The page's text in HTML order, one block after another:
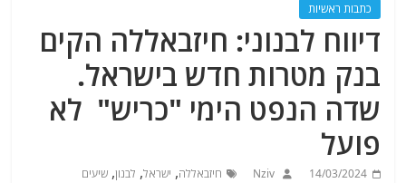
כתבות ראשיות
דיווח לבנוני: חיזבאללה הקים
בנק מטרות חדש בישראל.
שדה הנפט הימי "כריש" לא
פועל
14/03/2024
Nziv חיזבאללה, ישראל, לבנון,שיעים